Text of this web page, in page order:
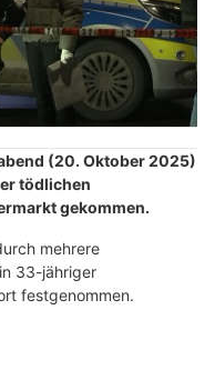
(20. Oktober 2025)
tödlichen
gekommen.
mehrere
33-jähriger
festgenommen.